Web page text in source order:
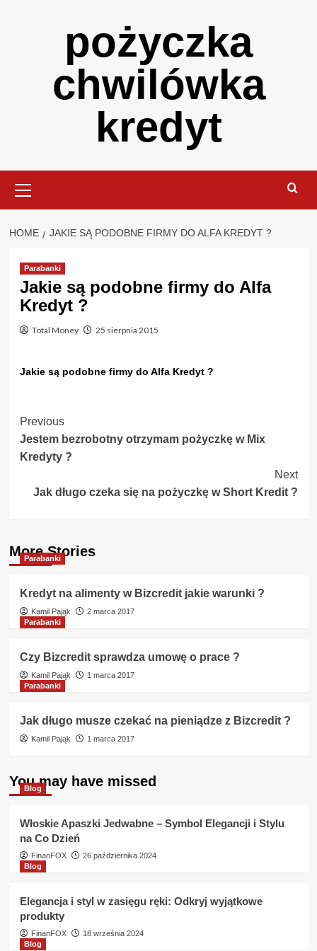
pożyczka
chwilówka
kredyt
Menu
HOME JAKIE SĄ PODOBNE FIRMY DO ALFA KREDYT ?
Parabanki
Jakie są podobne firmy do Alfa
Kredyt ?
Total Money 25 sierpnia 2015
Jakie są podobne firmy do Alfa Kredyt ?
Post
Navigation
Previous
Jestem bezrobotny otrzymam pożyczkę w Mix
Kredyty ?
Next
Jak długo czeka się na pożyczkę w Short Kredit ?
More Stories
Parabanki
Kredyt na alimenty w Bizcredit jakie warunki ?
Kamil Pająk
2 marca 2017
Parabanki
Czy Bizcredit sprawdza umowę o prace ?
Kamil Pająk
1 marca 2017
Parabanki
Jak długo musze czekać na pieniądze z Bizcredit ?
Kamil Pająk 1 marca 2017
You may have missed
Blog
Włoskie Apaszki Jedwabne – Symbol Elegancji i Stylu
na Co Dzień
FinanFOX
26 października 2024
Blog
Elegancja i styl w zasięgu ręki: Odkryj wyjątkowe
produkty
FinanFOX
18 września 2024
Blog